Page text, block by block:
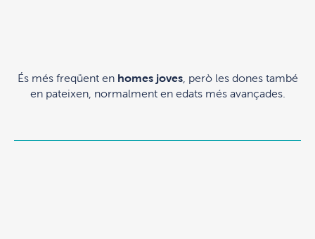
És més freqüent en homes joves, però les dones també
en pateixen, normalment en edats més avançades.